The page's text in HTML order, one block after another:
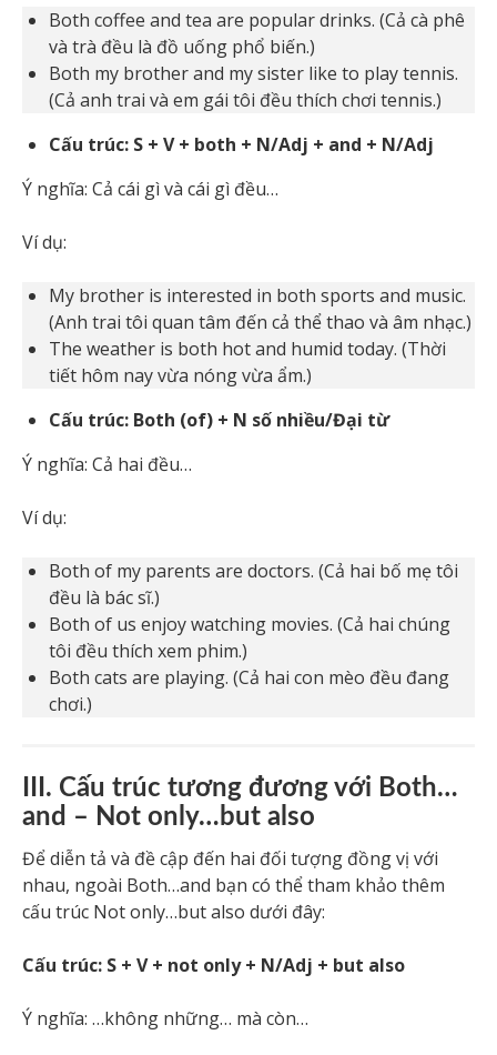
Both coffee and tea are popular drinks. (Cả cà phê
và trà đều là đồ uống phổ biến.)
Both my brother and my sister like to play tennis.
(Cả anh trai và em gái tôi đều thích chơi tennis.)
Cấu trúc: S + V + both + N/Adj + and + N/Adj
Ý nghĩa: Cả cái gì và cái gì đều…
Ví dụ:
My brother is interested in both sports and music.
(Anh trai tôi quan tâm đến cả thể thao và âm nhạc.)
The weather is both hot and humid today. (Thời
tiết hôm nay vừa nóng vừa ẩm.)
Cấu trúc: Both (of) + N số nhiều/Đại từ
Ý nghĩa: Cả hai đều…
Ví dụ:
Both of my parents are doctors. (Cả hai bố mẹ tôi
đều là bác sĩ.)
Both of us enjoy watching movies. (Cả hai chúng
tôi đều thích xem phim.)
Both cats are playing. (Cả hai con mèo đều đang
chơi.)
III. Cấu trúc tương đương với Both…
and – Not only…but also
Để diễn tả và đề cập đến hai đối tượng đồng vị với
nhau, ngoài Both…and bạn có thể tham khảo thêm
cấu trúc Not only…but also dưới đây:
Cấu trúc: S + V + not only + N/Adj + but also
Ý nghĩa: …không những… mà còn…